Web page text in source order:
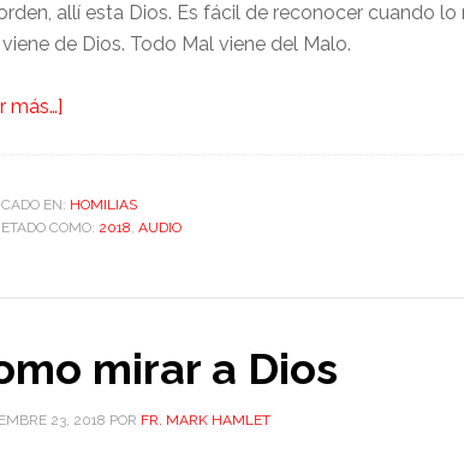
allí esta Dios. Es fácil de reconocer cuando
de Dios. Todo Mal viene del Malo.
más…]
EN: HOMILIAS
COMO: 2018, AUDIO
mirar a Dios
23, 2018 POR FR. MARK HAMLET